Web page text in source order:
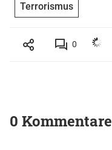
Terrorismus
0
0 Kommentare